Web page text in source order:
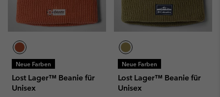
Neue Farben
Lost Lager™ Beanie für
Unisex
Neue Farben
Lost Lager™ Beanie für
Unisex